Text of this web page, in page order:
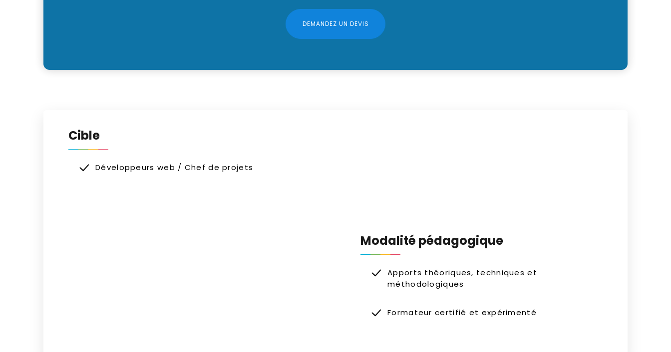
DEMANDEZ UN DEVIS
Cible
Développeurs web / Chef de projets
Modalité pédagogique
Apports théoriques, techniques et
méthodologiques
Formateur certifié et expérimenté